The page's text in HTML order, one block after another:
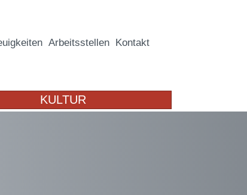
Arbeitsstellen Kontakt
KULTUR